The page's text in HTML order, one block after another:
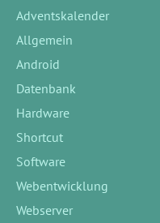
Adventskalender
Allgemein
Android
Datenbank
Hardware
Shortcut
Software
Webentwicklung
Webserver